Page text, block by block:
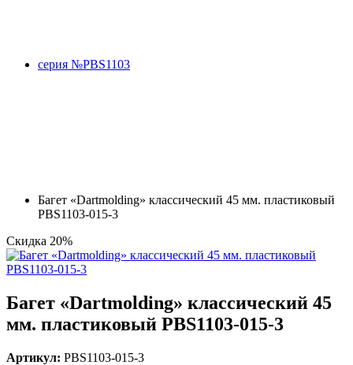
серия №PBS1103
Багет «Dartmolding» классический 45 мм. пластиковый
PBS1103-015-3
Скидка 20%
Багет «Dartmolding» классический 45
мм. пластиковый PBS1103-015-3
Артикул: PBS1103-015-3